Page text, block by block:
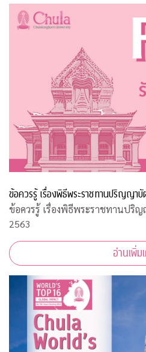
ข้อควรรู้ เรื่องพิธีพระราชทานปริญญา
ข้อควรรู้ เรื่องพิธีพระราชทานปริ
2563
อ่านเพิ่ม